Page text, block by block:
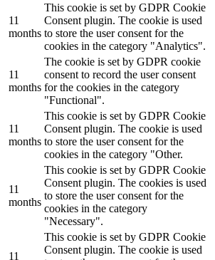
11
months
This cookie is set by GDPR Cookie
Consent plugin. The cookie is used
to store the user consent for the
cookies in the category "Analytics".
11
months
The cookie is set by GDPR cookie
consent to record the user consent
for the cookies in the category
"Functional".
11
months
This cookie is set by GDPR Cookie
Consent plugin. The cookie is used
to store the user consent for the
cookies in the category "Other.
11
months
This cookie is set by GDPR Cookie
Consent plugin. The cookies is used
to store the user consent for the
cookies in the category
"Necessary".
11
This cookie is set by GDPR Cookie
Consent plugin. The cookie is used